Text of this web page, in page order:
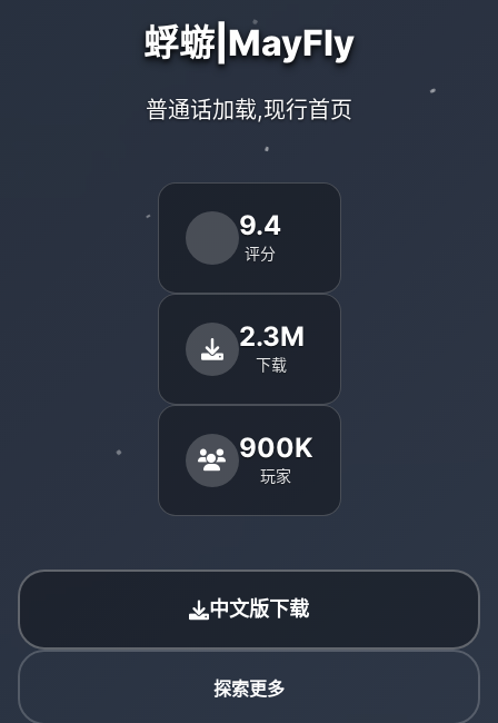
蜉蝣|MayFly
普通话加载,现行首页
9.4
评分
2.3M
下载
900K
玩家
中文版下载
探索更多